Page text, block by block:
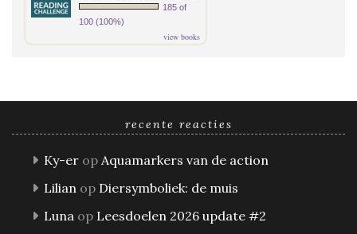
185 of
100 (100%)
view books
recente reacties
Ky-er op Aquamarkers van de action
Lilian op Diersymboliek: de muis
Luna op Leesdoelen 2026 update #2